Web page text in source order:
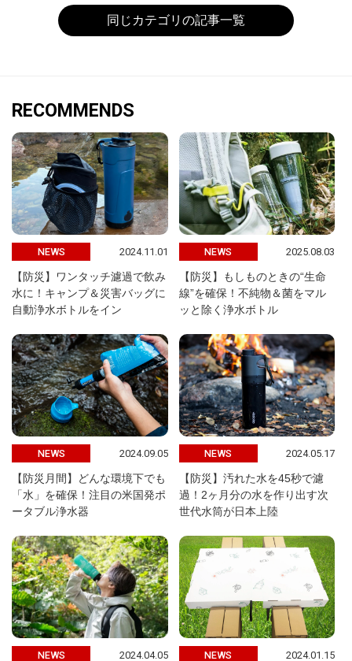
同じカテゴリの記事一覧
RECOMMENDS
NEWS 2024.11.01
【防災】ワンタッチ濾過で飲み
水に！キャンプ＆災害バッグに
自動浄水ボトルをイン
NEWS 2025.08.03
【防災】もしものときの“生命
線”を確保！不純物＆菌をマル
ッと除く浄水ボトル
NEWS 2024.09.05
【防災月間】どんな環境下でも
「水」を確保！注目の米国発ポ
ータブル浄水器
NEWS 2024.05.17
【防災】汚れた水を45秒で濾
過！2ヶ月分の水を作り出す次
世代水筒が日本上陸
NEWS 2024.04.05 NEWS 2024.01.15